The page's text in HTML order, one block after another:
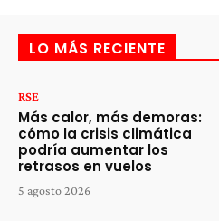
LO MÁS RECIENTE
RSE
Más calor, más demoras:
cómo la crisis climática
podría aumentar los
retrasos en vuelos
5 agosto 2026